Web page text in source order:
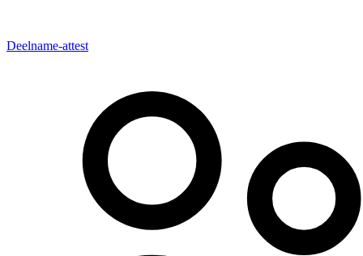
Deelname-attest